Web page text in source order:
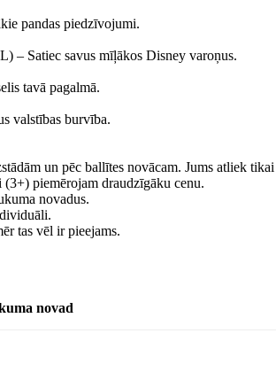
pandas piedzīvojumi.
Satiec savus mīļākos Disney varoņus.
tavā pagalmā.
valstības burvība.
un pēc ballītes novācam. Jums atliek
piemērojam draudzīgāku cenu.
novadus.
tas vēl ir pieejams.
novad